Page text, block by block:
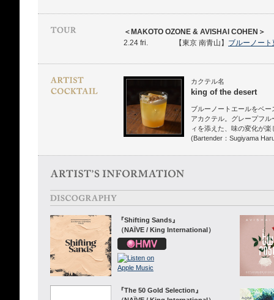
＜MAKOTO OZONE & AVISHAI COHEN＞
2.24 fri.
【東京 南青山】 ブルーノート
カクテル名
king of the desert
ブルーノートエールをベ
アカクテル。グレープフ
ィを添えた、味の変化が楽
(Bartender：Sugiyama
『Shifting Sands』
（NAÏVE / King International）
『The 50 Gold Selection』